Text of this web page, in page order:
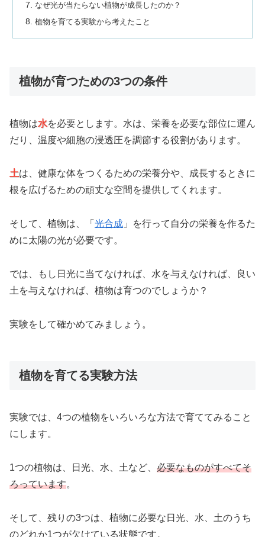
なぜ光が当たらない植物が成長したのか？
植物を育てる実験から考えたこと
植物が育つための3つの条件
植物は水を必要とします。水は、栄養を必要な部位に運ん
だり、温度や細胞の浸透圧を調節する役割があります。
土は、健康な体をつくるための栄養分や、成長するときに
根を広げるための頑丈な空間を提供してくれます。
そして、植物は、「 光合成 」を行って自分の栄養を作るた
めに太陽の光が必要です。
では、もし日光に当てなければ、水を与えなければ、良い
土を与えなければ、植物は育つのでしょうか？
実験をして確かめてみましょう。
植物を育てる実験方法
実験では、4つの植物をいろいろな方法で育ててみること
にします。
1つの植物は、日光、水、土など、 必要なものがすべてそ
ろっています。
そして、残りの3つは、植物に必要な日光、水、土のうち
のどれか1つが欠けている状態です。